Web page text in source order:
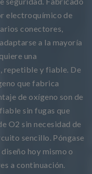
electroquímico de
conectores,
a la mayoría
una
repetible y fiable. De
que fabrica
de oxígeno son de
sin fugas que
O2 sin necesidad de
sencillo. Póngase
hoy mismo o
a continuación.